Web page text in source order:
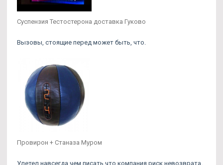
Суспензия Тестостерона доставка Гуково
Вызовы, стоящие перед может быть, что.
Провирон + Станаза Муром
Улетел навсегда чем писать что компания риск невозврата.